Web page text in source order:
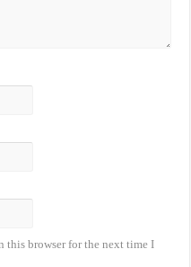
this browser for the next time I